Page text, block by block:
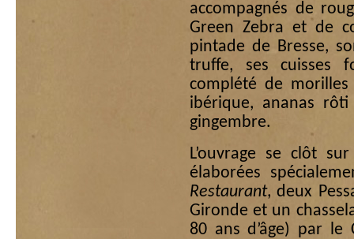
accompagnés de
Green Zebra et de
pintade de Bresse,
truffe, ses cuisses
complété de
ibérique, ananas
gingembre.
L’ouvrage se clôt
élaborées
Restaurant, deux
Gironde et un
80 ans d’âge) par le